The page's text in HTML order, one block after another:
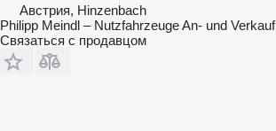
Австрия, Hinzenbach
Philipp Meindl – Nutzfahrzeuge An- und Verkauf
Связаться с продавцом